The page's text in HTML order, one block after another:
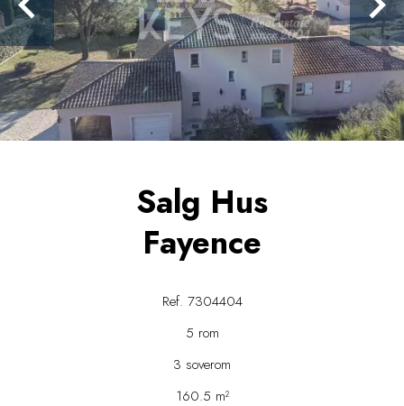
Salg Hus
Fayence
Ref. 7304404
5 rom
3 soverom
160.5 m²